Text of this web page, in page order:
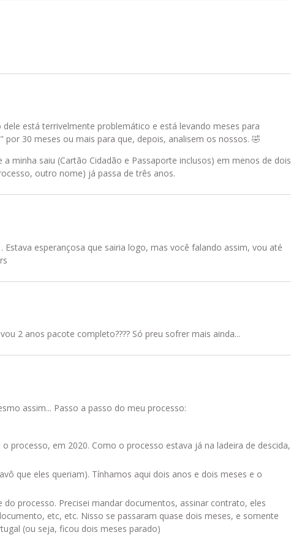
está terrivelmente problemático e está levando meses para
30 meses ou mais para que, depois, analisem os nossos. 🤣
minha saiu (Cartão Cidadão e Passaporte inclusos) em menos de dois
outro nome) já passa de três anos.
esperançosa que sairia logo, mas você falando assim, vou até
2 anos pacote completo???? Só preu sofrer mais ainda...
assim... Passo a passo do meu processo:
processo, em 2020. Como o processo estava já na ladeira de descida,
que eles queriam). Tínhamos aqui dois anos e dois meses e o
processo. Precisei mandar documentos, assinar contrato, eles
etc, etc. Nisso se passaram quase dois meses, e somente
(ou seja, ficou dois meses parado)